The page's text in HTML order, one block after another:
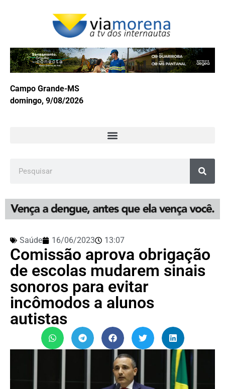
Campo Grande-MS
domingo, 9/08/2026
Saúde 16/06/2023 13:07
Comissão aprova obrigação
de escolas mudarem sinais
sonoros para evitar
incômodos a alunos
autistas